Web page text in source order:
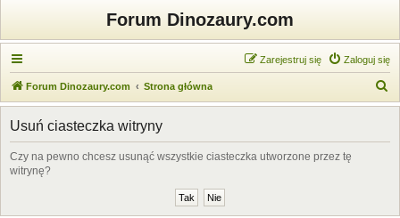
Forum Dinozaury.com
Zaloguj się
Zarejestruj się
Forum Dinozaury.com Strona główna
z
Usuń ciasteczka witryny
Czy na pewno chcesz usunąć wszystkie ciasteczka utworzone przez tę
witrynę?